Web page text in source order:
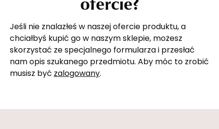
Jeśli nie znalazłeś w naszej ofercie produktu, a
chciałbyś kupić go w naszym sklepie, możesz
skorzystać ze specjalnego formularza i przesłać
nam opis szukanego przedmiotu. Aby móc to zrobić
musisz być zalogowany.